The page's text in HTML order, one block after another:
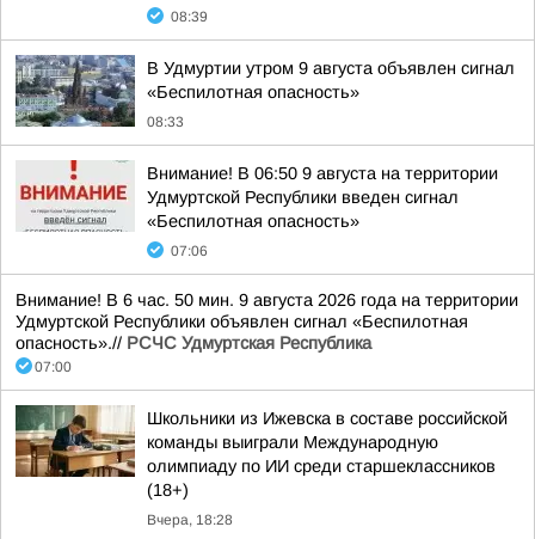
08:39
В Удмуртии утром 9 августа объявлен сигнал
«Беспилотная опасность»
08:33
Внимание! В 06:50 9 августа на территории
Удмуртской Республики введен сигнал
«Беспилотная опасность»
07:06
Внимание! В 6 час. 50 мин. 9 августа 2026 года на территории
Удмуртской Республики объявлен сигнал «Беспилотная
опасность».// РСЧС Удмуртская Республика
07:00
Школьники из Ижевска в составе российской
команды выиграли Международную
олимпиаду по ИИ среди старшеклассников
(18+)
Вчера, 18:28